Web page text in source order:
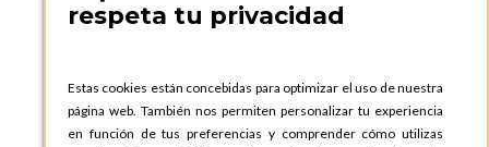
OPTIONS BARCELONA SHOWROOM
ESPAñA
Teléfono:+34 935 724 041
respeta tu privacidad
Estas cookies están concebidas para optimizar el uso de nuestra
página web. También nos permiten personalizar tu experiencia
en función de tus preferencias y comprender cómo utilizas